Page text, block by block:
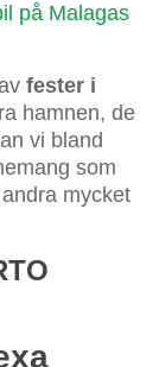
på Malagas
fester i
hamnen, de
vi bland
som
mycket